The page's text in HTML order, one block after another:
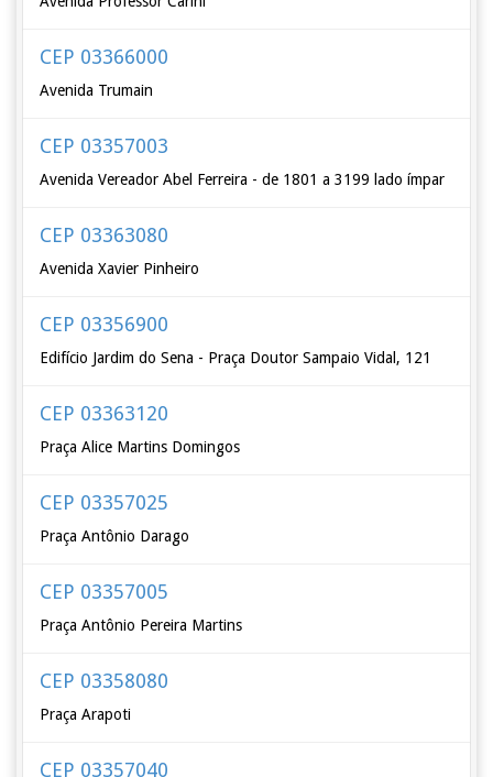
CEP 03366000
Avenida Trumain
CEP 03357003
Avenida Vereador Abel Ferreira - de 1801 a 3199 lado ímpar
CEP 03363080
Avenida Xavier Pinheiro
CEP 03356900
Edifício Jardim do Sena - Praça Doutor Sampaio Vidal, 121
CEP 03363120
Praça Alice Martins Domingos
CEP 03357025
Praça Antônio Darago
CEP 03357005
Praça Antônio Pereira Martins
CEP 03358080
Praça Arapoti
CEP 03357040